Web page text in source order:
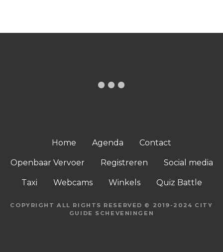
Home Agenda Contact
Openbaar Vervoer Registreren Social media
Taxi Webcams Winkels Quiz Battle
COPYRIGHT ALL RIGHTS RESERVED © 2019-2024 CITY
GUIDE SCHEVENINGEN